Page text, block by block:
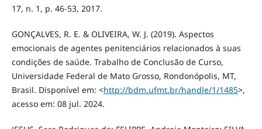
17, n. 1, p. 46-53, 2017.
GONÇALVES, R. E. & OLIVEIRA, W. J. (2019). Aspectos
emocionais de agentes penitenciários relacionados à suas
condições de saúde. Trabalho de Conclusão de Curso,
Universidade Federal de Mato Grosso, Rondonópolis, MT,
Brasil. Disponível em: <http://bdm.ufmt.br/handle/1/1485>,
acesso em: 08 jul. 2024.